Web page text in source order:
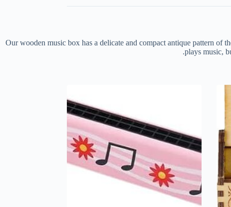
Our wooden music box has a delicate and compact antique pattern
plays music,